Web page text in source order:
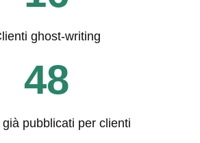
ghost-writing
48
pubblicati per clienti